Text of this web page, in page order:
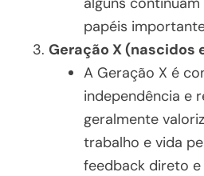
papéis
Geração X (nascidos
A Geração X é
independência e
geralmente
trabalho e vida
feedback direto